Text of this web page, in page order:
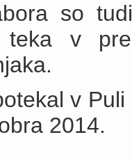
so
teka v
v
2014.